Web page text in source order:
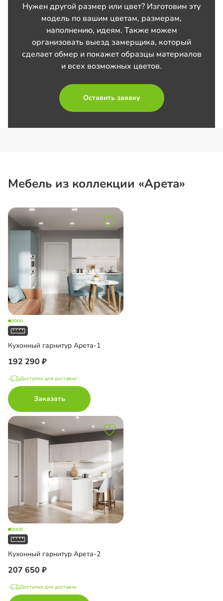
Нужен другой размер или цвет? Изготовим эту
модель по вашим цветам, размерам,
наполнению, идеям. Также можем
организовать выезд замерщика, который
сделает обмер и покажет образцы материалов
и всех возможных цветов.
Оставить заявку
Мебель из коллекции «Арета»
Кухонный гарнитур Арета-1
192 290
Доступно для доставки
Заказать
Кухонный гарнитур Арета-2
207 650
Доступно для доставки